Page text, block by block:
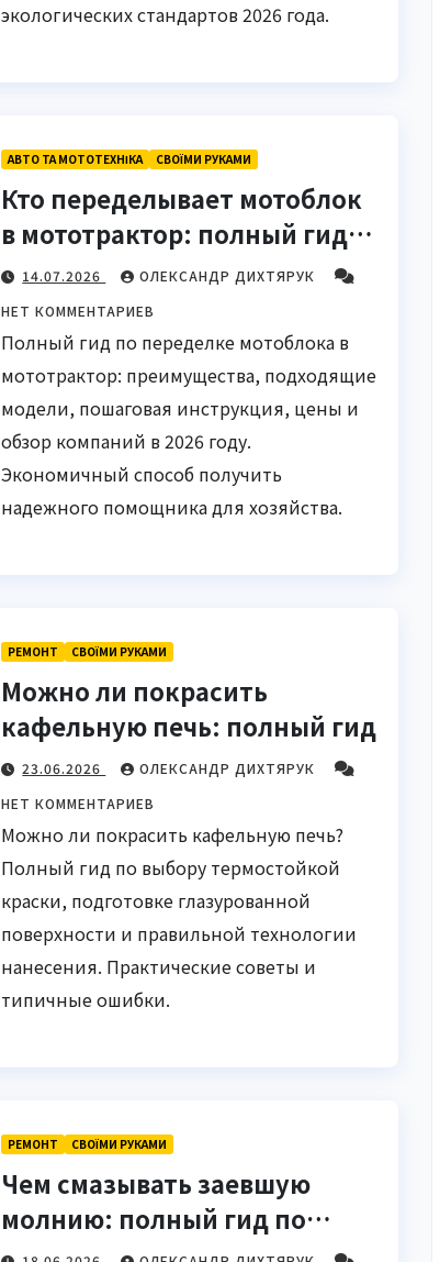
экологических стандартов 2026 года.
АВТО ТА МОТОТЕХНІКА СВОЇМИ РУКАМИ
Кто переделывает мотоблок
в мототрактор: полный гид
для новичков и опытных
фермеров
14.07.2026
ОЛЕКСАНДР ДИХТЯРУК
НЕТ КОММЕНТАРИЕВ
Полный гид по переделке мотоблока в
мототрактор: преимущества, подходящие
модели, пошаговая инструкция, цены и
обзор компаний в 2026 году.
Экономичный способ получить
надежного помощника для хозяйства.
РЕМОНТ СВОЇМИ РУКАМИ
Можно ли покрасить
кафельную печь: полный гид
23.06.2026
ОЛЕКСАНДР ДИХТЯРУК
НЕТ КОММЕНТАРИЕВ
Можно ли покрасить кафельную печь?
Полный гид по выбору термостойкой
краски, подготовке глазурованной
поверхности и правильной технологии
нанесения. Практические советы и
типичные ошибки.
РЕМОНТ СВОЇМИ РУКАМИ
Чем смазывать заевшую
молнию: полный гид по
выбору и применению